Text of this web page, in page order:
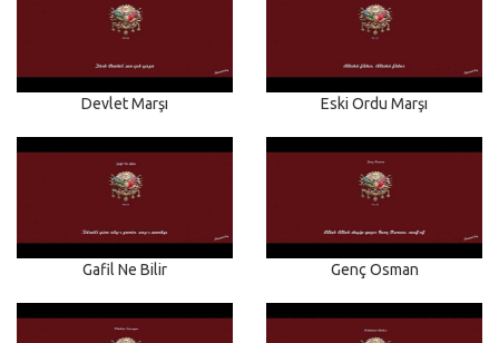
Devlet Marşı Eski Ordu Marşı
Gafil Ne Bilir Genç Osman